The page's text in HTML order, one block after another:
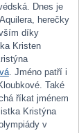
Dnes je
herečky
díky
Kristen
. Jméno patří i
Také
říkat jménem
Kristýna
v